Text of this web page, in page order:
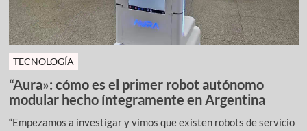
TECNOLOGÍA
“Aura»: cómo es el primer robot autónomo
modular hecho íntegramente en Argentina
“Empezamos a investigar y vimos que existen robots de servicio